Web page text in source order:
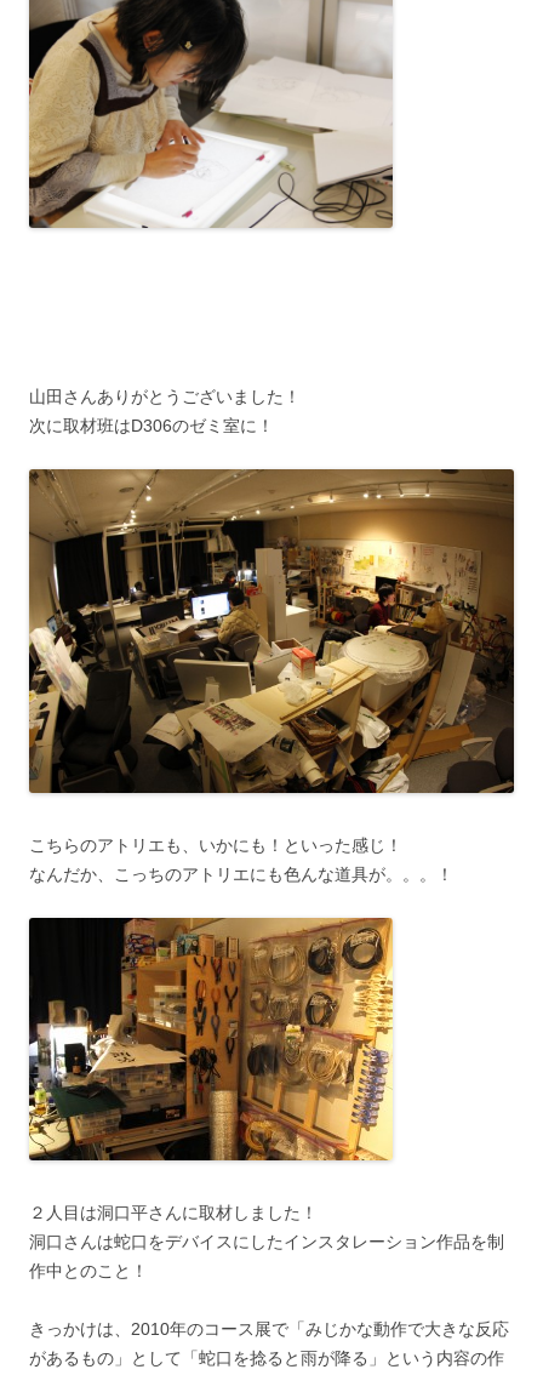
山田さんありがとうございました！
次に取材班はD306のゼミ室に！
こちらのアトリエも、いかにも！といった感じ！
なんだか、こっちのアトリエにも色んな道具が。。。！
２人目は洞口平さんに取材しました！
洞口さんは蛇口をデバイスにしたインスタレーション作品を制
作中とのこと！
きっかけは、2010年のコース展で「みじかな動作で大きな反応
があるもの」として「蛇口を捻ると雨が降る」という内容の作